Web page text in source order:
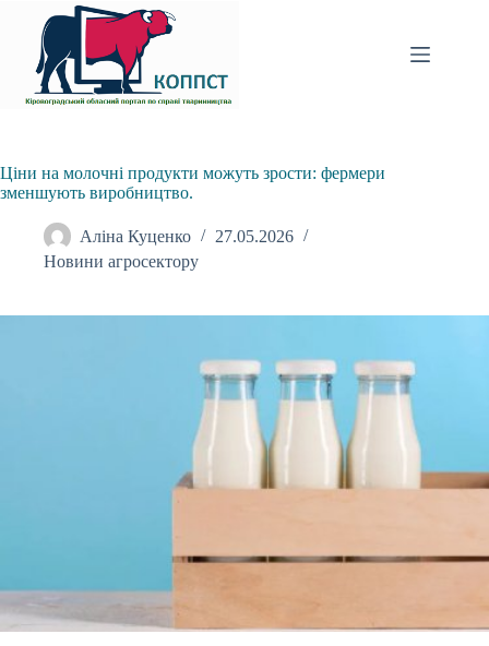
вмісту
Ціни на молочні продукти можуть зрости: фермери
зменшують виробництво.
Аліна Куценко
27.05.2026
Новини агросектору